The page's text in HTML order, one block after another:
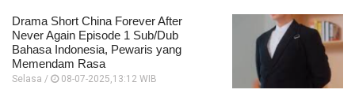
Drama Short China Forever After
Never Again Episode 1 Sub/Dub
Bahasa Indonesia, Pewaris yang
Memendam Rasa
Selasa / 08-07-2025,13:12 WIB